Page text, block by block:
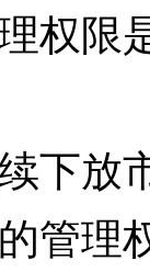
权限
放
管理